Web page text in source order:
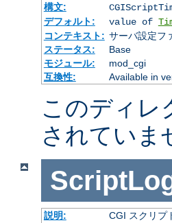
構文:
デフォルト:
value of
コンテキスト: サーバ設定フ
ステータス:
Base
モジュール:
mod_cgi
互換性:
Available in
このディレ
されていま
説明:
CGI スクリプ